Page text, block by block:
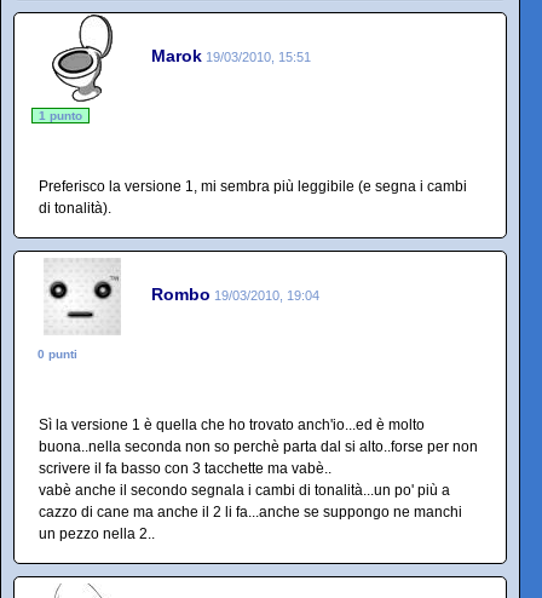
Marok 19/03/2010, 15:51
1 punto
Preferisco la versione 1, mi sembra più leggibile (e segna i cambi
di tonalità).
Rombo 19/03/2010, 19:04
0 punti
Sì la versione 1 è quella che ho trovato anch'io...ed è molto
buona..nella seconda non so perchè parta dal si alto..forse per non
scrivere il fa basso con 3 tacchette ma vabè..
vabè anche il secondo segnala i cambi di tonalità...un po' più a
cazzo di cane ma anche il 2 li fa...anche se suppongo ne manchi
un pezzo nella 2..